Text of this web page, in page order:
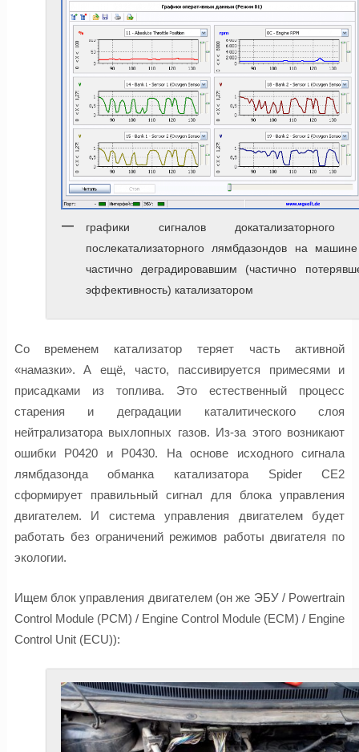
графики сигналов
послекатализаторного лямбдазондов на
частично деградировавшим (частично
эффективность) катализатором
Со временем катализатор теряет часть активной
«намазки». А ещё, часто, пассивируется примесями и
присадками из топлива. Это естественный процесс
старения и деградации каталитического слоя
нейтрализатора выхлопных газов. Из-за этого возникают
ошибки P0420 и P0430. На основе исходного сигнала
лямбдазонда обманка катализатора Spider CE2
сформирует правильный сигнал для блока управления
двигателем. И система управления двигателем будет
работать без ограничений режимов работы двигателя по
экологии.
Ищем блок управления двигателем (он же ЭБУ / Powertrain
Control Module (PCM) / Engine Control Module (ECM) / Engine
Control Unit (ECU)):